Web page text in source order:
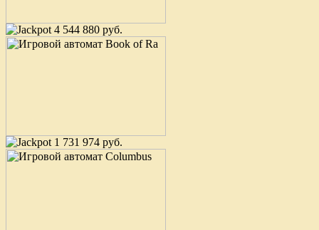
4 544 880 руб.
1 731 974 руб.